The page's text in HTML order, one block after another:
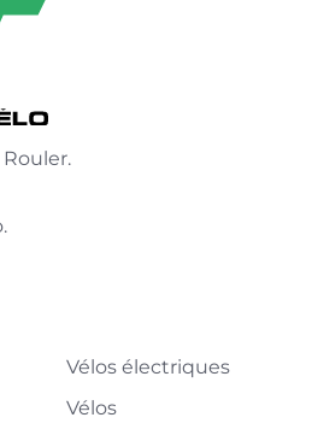
Vélos électriques
Vélos